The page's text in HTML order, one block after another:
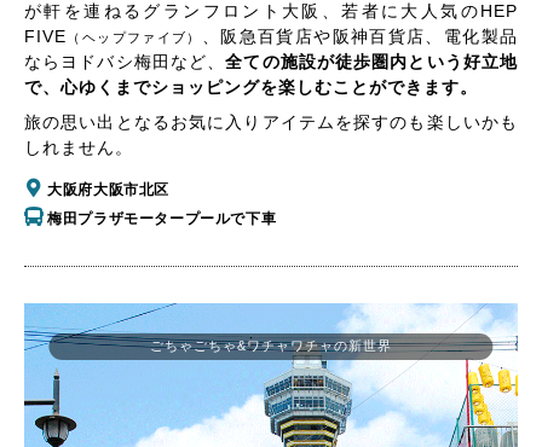
が軒を連ねるグランフロント大阪、若者に大人気のHEP
FIVE （ヘップファイブ）
、阪急百貨店や阪神百貨店、電化製品
ならヨドバシ梅田など、全ての施設が徒歩圏内という好立地
で、心ゆくまでショッピングを楽しむことができます。
旅の思い出となるお気に入りアイテムを探すのも楽しいかも
しれません。
大阪府大阪市北区
梅田プラザモータープールで下車
ごちゃごちゃ&ワチャワチャの新世界